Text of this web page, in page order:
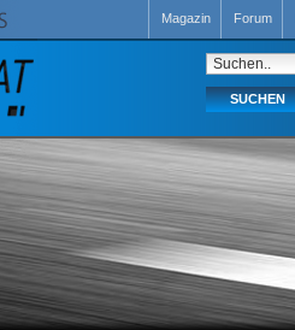
Magazin Forum